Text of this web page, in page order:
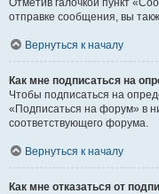
Отметив галочкой пункт
отправке сообщения, вы
Вернуться к началу
Как мне подписаться на
Чтобы подписаться на
«Подписаться на форум» в
соответствующего форума.
Вернуться к началу
Как мне отказаться от